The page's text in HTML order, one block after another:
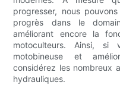
progresser, nous
progrès dans le
améliorant encore la
motoculteurs. Ainsi, si
motobineuse et
considérez les nombreux
hydrauliques.